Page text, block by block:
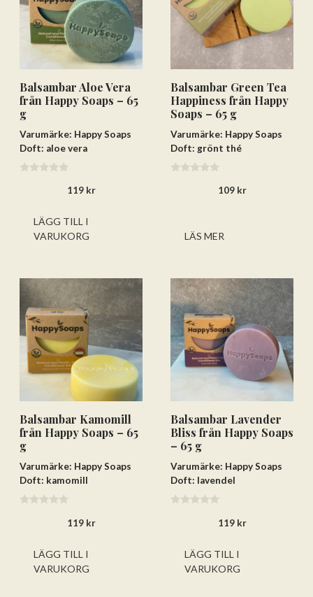
Balsambar Aloe Vera
från Happy Soaps – 65
g
Varumärke: Happy Soaps
Doft: aloe vera
119 kr
LÄGG TILL I
VARUKORG
Balsambar Green Tea
Happiness från Happy
Soaps – 65 g
Varumärke: Happy Soaps
Doft: grönt thé
109 kr
LÄS MER
Balsambar Kamomill
från Happy Soaps – 65
g
Varumärke: Happy Soaps
Doft: kamomill
119 kr
LÄGG TILL I
VARUKORG
Balsambar Lavender
Bliss från Happy Soaps
– 65 g
Varumärke: Happy Soaps
Doft: lavendel
119 kr
LÄGG TILL I
VARUKORG